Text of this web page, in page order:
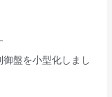
盤を小型化しまし